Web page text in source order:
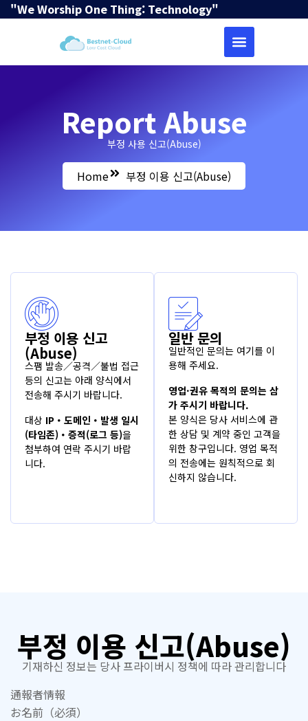
"We Worship One Thing: Technology"
Report Abuse
부정 사용 신고(Abuse)
Home 부정 이용 신고(Abuse)
부정 이용 신고
(Abuse)
스팸 발송／공격／불법 접근
등의 신고는 아래 양식에서
전송해 주시기 바랍니다.
대상 IP・도메인・발생 일시
(타임존)・증적(로그 등)을
첨부하여 연락 주시기 바랍
니다.
일반 문의
일반적인 문의는 여기를 이
용해 주세요.
영업·권유 목적의 문의는 삼
가 주시기 바랍니다.
본 양식은 당사 서비스에 관
한 상담 및 계약 중인 고객을
위한 창구입니다. 영업 목적
의 전송에는 원칙적으로 회
신하지 않습니다.
부정 이용 신고(Abuse)
기재하신 정보는 당사 프라이버시 정책에 따라 관리합니다
通報者情報
お名前（必須）